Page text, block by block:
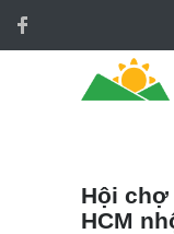
Hội chợ
HCM